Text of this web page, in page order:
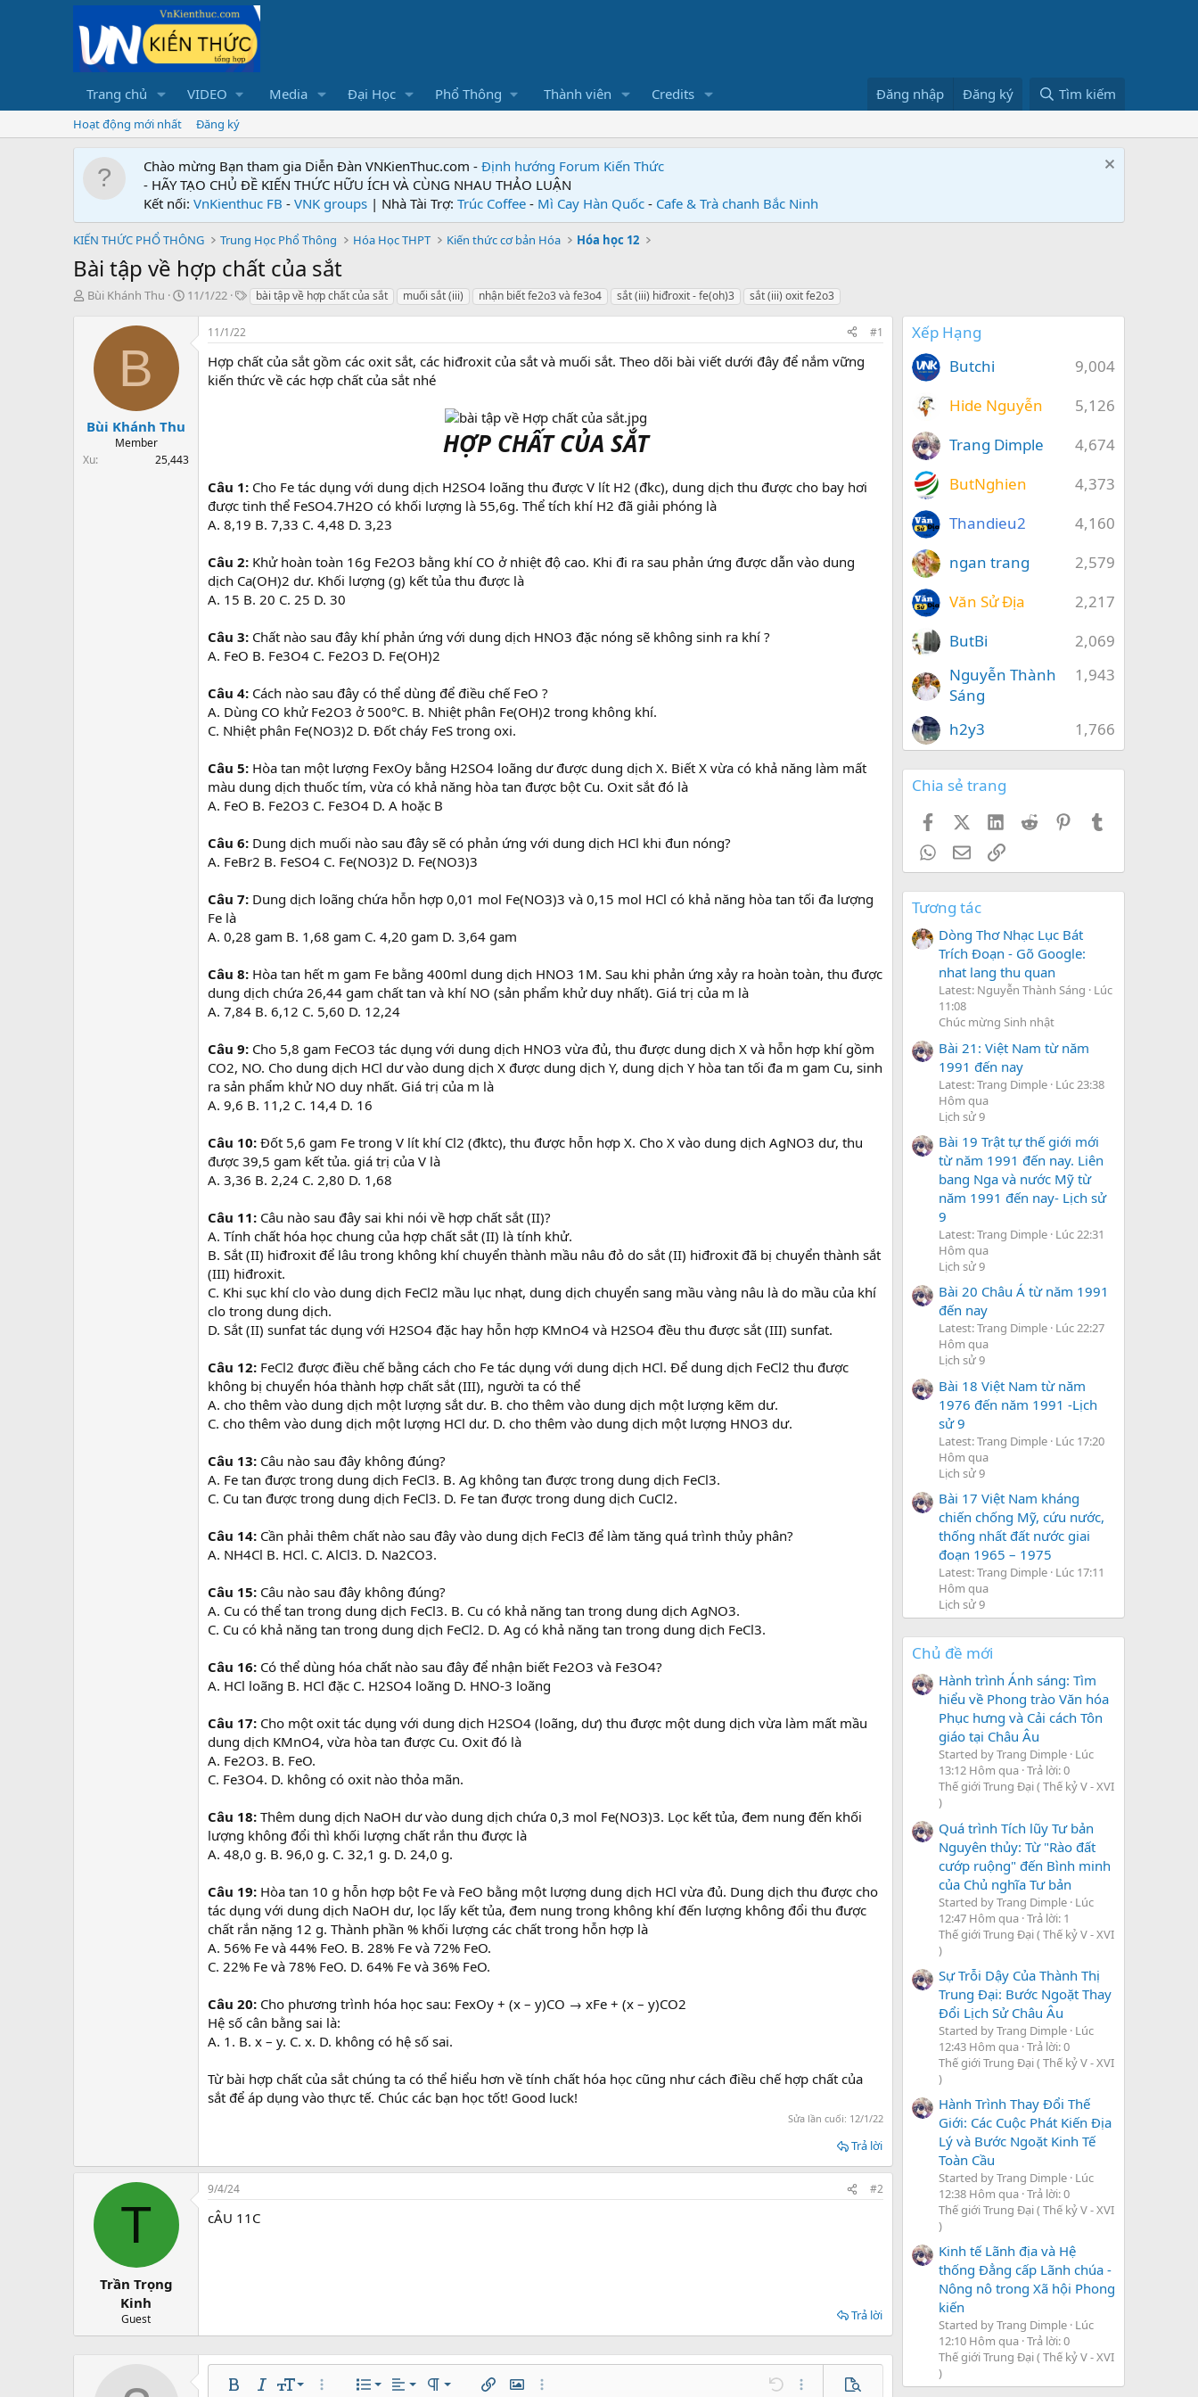
Trang chủ VIDEO Media Đại Học Phổ Thông Thành viên Credits Đăng nhập Đăng ký Tìm kiếm
Hoạt động mới nhất Đăng ký
Chào mừng Bạn tham gia Diễn Đàn VNKienThuc.com - Định hướng Forum Kiến Thức
- HÃY TẠO CHỦ ĐỀ KIẾN THỨC HỮU ÍCH VÀ CÙNG NHAU THẢO LUẬN
Kết nối: VnKienthuc FB - VNK groups | Nhà Tài Trợ: Trúc Coffee - Mì Cay Hàn Quốc - Cafe & Trà chanh Bắc Ninh
KIẾN THỨC PHỔ THÔNG Trung Học Phổ Thông Hóa Học THPT Kiến thức cơ bản Hóa Hóa học 12
Bài tập về hợp chất của sắt
T
a
t
Bùi Khánh Thu
N
y
11/1/22
T
h
ó
a
bài tập về hợp chất của sắt muối sắt (iii) nhận biết fe2o3 và fe3o4 sắt (iii) hiđroxit - fe(oh)3 sắt (iii) oxit fe2o3
B
Bùi Khánh Thu
Member
Xu
25,443
11/1/22 #1
Hợp chất của sắt gồm các oxit sắt, các hiđroxit của sắt và muối sắt. Theo dõi bài viết dưới đây để nắm vững
kiến thức về các hợp chất của sắt nhé
HỢP CHẤT CỦA SẮT
Câu 1: Cho Fe tác dụng với dung dịch H2SO4 loãng thu được V lít H2 (đkc), dung dịch thu được cho bay hơi
được tinh thể FeSO4.7H2O có khối lượng là 55,6g. Thể tích khí H2 đã giải phóng là
A. 8,19 B. 7,33 C. 4,48 D. 3,23
Câu 2: Khử hoàn toàn 16g Fe2O3 bằng khí CO ở nhiệt độ cao. Khi đi ra sau phản ứng được dẫn vào dung
dịch Ca(OH)2 dư. Khối lượng (g) kết tủa thu được là
A. 15 B. 20 C. 25 D. 30
Câu 3: Chất nào sau đây khí phản ứng với dung dịch HNO3 đặc nóng sẽ không sinh ra khí ?
A. FeO B. Fe3O4 C. Fe2O3 D. Fe(OH)2
Câu 4: Cách nào sau đây có thể dùng để điều chế FeO ?
A. Dùng CO khử Fe2O3 ở 500°C. B. Nhiệt phân Fe(OH)2 trong không khí.
C. Nhiệt phân Fe(NO3)2 D. Đốt cháy FeS trong oxi.
Câu 5: Hòa tan một lượng FexOy bằng H2SO4 loãng dư được dung dịch X. Biết X vừa có khả năng làm mất
màu dung dịch thuốc tím, vừa có khả năng hòa tan được bột Cu. Oxit sắt đó là
A. FeO B. Fe2O3 C. Fe3O4 D. A hoặc B
Câu 6: Dung dịch muối nào sau đây sẽ có phản ứng với dung dịch HCl khi đun nóng?
A. FeBr2 B. FeSO4 C. Fe(NO3)2 D. Fe(NO3)3
Câu 7: Dung dịch loãng chứa hỗn hợp 0,01 mol Fe(NO3)3 và 0,15 mol HCl có khả năng hòa tan tối đa lượng
Fe là
A. 0,28 gam B. 1,68 gam C. 4,20 gam D. 3,64 gam
Câu 8: Hòa tan hết m gam Fe bằng 400ml dung dịch HNO3 1M. Sau khi phản ứng xảy ra hoàn toàn, thu được
dung dịch chứa 26,44 gam chất tan và khí NO (sản phẩm khử duy nhất). Giá trị của m là
A. 7,84 B. 6,12 C. 5,60 D. 12,24
Câu 9: Cho 5,8 gam FeCO3 tác dụng với dung dịch HNO3 vừa đủ, thu được dung dịch X và hỗn hợp khí gồm
CO2, NO. Cho dung dịch HCl dư vào dung dịch X được dung dịch Y, dung dịch Y hòa tan tối đa m gam Cu, sinh
ra sản phẩm khử NO duy nhất. Giá trị của m là
A. 9,6 B. 11,2 C. 14,4 D. 16
Câu 10: Đốt 5,6 gam Fe trong V lít khí Cl2 (đktc), thu được hỗn hợp X. Cho X vào dung dịch AgNO3 dư, thu
được 39,5 gam kết tủa. giá trị của V là
A. 3,36 B. 2,24 C. 2,80 D. 1,68
Câu 11: Câu nào sau đây sai khi nói về hợp chất sắt (II)?
A. Tính chất hóa học chung của hợp chất sắt (II) là tính khử.
B. Sắt (II) hiđroxit để lâu trong không khí chuyển thành mầu nâu đỏ do sắt (II) hiđroxit đã bị chuyển thành sắt
(III) hiđroxit.
C. Khi sục khí clo vào dung dịch FeCl2 mầu lục nhạt, dung dịch chuyển sang mầu vàng nâu là do mầu của khí
clo trong dung dịch.
D. Sắt (II) sunfat tác dụng với H2SO4 đặc hay hỗn hợp KMnO4 và H2SO4 đều thu được sắt (III) sunfat.
Câu 12: FeCl2 được điều chế bằng cách cho Fe tác dụng với dung dịch HCl. Để dung dịch FeCl2 thu được
không bị chuyển hóa thành hợp chất sắt (III), người ta có thể
A. cho thêm vào dung dịch một lượng sắt dư. B. cho thêm vào dung dịch một lượng kẽm dư.
C. cho thêm vào dung dịch một lượng HCl dư. D. cho thêm vào dung dịch một lượng HNO3 dư.
Câu 13: Câu nào sau đây không đúng?
A. Fe tan được trong dung dịch FeCl3. B. Ag không tan được trong dung dịch FeCl3.
C. Cu tan được trong dung dịch FeCl3. D. Fe tan được trong dung dịch CuCl2.
Câu 14: Cần phải thêm chất nào sau đây vào dung dịch FeCl3 để làm tăng quá trình thủy phân?
A. NH4Cl B. HCl. C. AlCl3. D. Na2CO3.
Câu 15: Câu nào sau đây không đúng?
A. Cu có thể tan trong dung dịch FeCl3. B. Cu có khả năng tan trong dung dịch AgNO3.
C. Cu có khả năng tan trong dung dịch FeCl2. D. Ag có khả năng tan trong dung dịch FeCl3.
Câu 16: Có thể dùng hóa chất nào sau đây để nhận biết Fe2O3 và Fe3O4?
A. HCl loãng B. HCl đặc C. H2SO4 loãng D. HNO-3 loãng
Câu 17: Cho một oxit tác dụng với dung dịch H2SO4 (loãng, dư) thu được một dung dịch vừa làm mất mầu
dung dịch KMnO4, vừa hòa tan được Cu. Oxit đó là
A. Fe2O3. B. FeO.
C. Fe3O4. D. không có oxit nào thỏa mãn.
Câu 18: Thêm dung dịch NaOH dư vào dung dịch chứa 0,3 mol Fe(NO3)3. Lọc kết tủa, đem nung đến khối
lượng không đổi thì khối lượng chất rắn thu được là
A. 48,0 g. B. 96,0 g. C. 32,1 g. D. 24,0 g.
Câu 19: Hòa tan 10 g hỗn hợp bột Fe và FeO bằng một lượng dung dịch HCl vừa đủ. Dung dịch thu được cho
tác dụng với dung dịch NaOH dư, lọc lấy kết tủa, đem nung trong không khí đến lượng không đổi thu được
chất rắn nặng 12 g. Thành phần % khối lượng các chất trong hỗn hợp là
A. 56% Fe và 44% FeO. B. 28% Fe và 72% FeO.
C. 22% Fe và 78% FeO. D. 64% Fe và 36% FeO.
Câu 20: Cho phương trình hóa học sau: FexOy + (x – y)CO → xFe + (x – y)CO2
Hệ số cân bằng sai là:
A. 1. B. x – y. C. x. D. không có hệ số sai.
Từ bài hợp chất của sắt chúng ta có thể hiểu hơn về tính chất hóa học cũng như cách điều chế hợp chất của
sắt để áp dụng vào thực tế. Chúc các bạn học tốt! Good luck!
Sửa lần cuối: 12/1/22
Trả lời
T
Trần Trọng
Kinh
Guest
9/4/24 #2
cÂU 11C
Trả lời
Bold In nghiêng
Kích thướcThêm tùy chọn…
Danh sáchDanh sách có thứ tự
Căn lề
Căn trái
Paragraph format
Normal Chèn liên kết
Chèn hình ảnh
Thêm tùy chọn… Undo Thêm tùy chọn…
Xem trước
Xếp Hạng
9,004
Butchi
5,126
Hide Nguyễn
4,674
Trang Dimple
4,373
ButNghien
4,160
Thandieu2
2,579
ngan trang
2,217
Văn Sử Địa
2,069
ButBi
1,943
Nguyễn Thành
Sáng
1,766
h2y3
Chia sẻ trang
FacebookX (Twitter)
LinkedIn
Reddit Pinterest
WhatsApp
EmailLink
Tương tác
Dòng Thơ Nhạc Lục Bát
Trích Đoạn - Gõ Google:
nhat lang thu quan
Latest: Nguyễn Thành Sáng
Lúc
11:08
Chúc mừng Sinh nhật
Bài 21: Việt Nam từ năm
1991 đến nay
Latest: Trang Dimple Lúc 23:38
Hôm qua
Lịch sử 9
Bài 19 Trật tự thế giới mới
từ năm 1991 đến nay. Liên
bang Nga và nước Mỹ từ
năm 1991 đến nay- Lịch sử
9
Latest: Trang Dimple Lúc 22:31
Hôm qua
Lịch sử 9
Bài 20 Châu Á từ năm 1991
đến nay
Latest: Trang Dimple Lúc 22:27
Hôm qua
Lịch sử 9
Bài 18 Việt Nam từ năm
1976 đến năm 1991 -Lịch
sử 9
Latest: Trang Dimple Lúc 17:20
Hôm qua
Lịch sử 9
Bài 17 Việt Nam kháng
chiến chống Mỹ, cứu nước,
thống nhất đất nước giai
đoạn 1965 – 1975
Latest: Trang Dimple Lúc 17:11
Hôm qua
Lịch sử 9
Chủ đề mới
Hành trình Ánh sáng: Tìm
hiểu về Phong trào Văn hóa
Phục hưng và Cải cách Tôn
giáo tại Châu Âu
Started by Trang Dimple Lúc
13:12 Hôm qua Trả lời: 0
Thế giới Trung Đại ( Thế kỷ V - XVI
)
Quá trình Tích lũy Tư bản
Nguyên thủy: Từ "Rào đất
cướp ruộng" đến Bình minh
của Chủ nghĩa Tư bản
Started by Trang Dimple Lúc
12:47 Hôm qua Trả lời: 1
Thế giới Trung Đại ( Thế kỷ V - XVI
)
Sự Trỗi Dậy Của Thành Thị
Trung Đại: Bước Ngoặt Thay
Đổi Lịch Sử Châu Âu
Started by Trang Dimple Lúc
12:43 Hôm qua Trả lời: 0
Thế giới Trung Đại ( Thế kỷ V - XVI
)
Hành Trình Thay Đổi Thế
Giới: Các Cuộc Phát Kiến Địa
Lý và Bước Ngoặt Kinh Tế
Toàn Cầu
Started by Trang Dimple Lúc
12:38 Hôm qua Trả lời: 0
Thế giới Trung Đại ( Thế kỷ V - XVI
)
Kinh tế Lãnh địa và Hệ
thống Đẳng cấp Lãnh chúa -
Nông nô trong Xã hội Phong
kiến
Started by Trang Dimple Lúc
12:10 Hôm qua Trả lời: 0
Thế giới Trung Đại ( Thế kỷ V - XVI
)